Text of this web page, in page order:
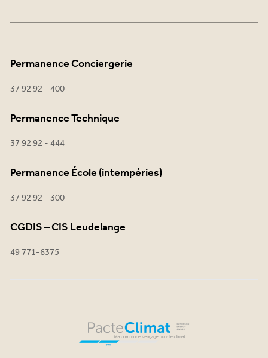
Permanence Conciergerie
37 92 92 - 400
Permanence Technique
37 92 92 - 444
Permanence École (intempéries)
37 92 92 - 300
CGDIS – CIS Leudelange
49 771-6375